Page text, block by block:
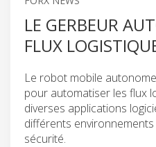
LE GERBEUR
FLUX
Le robot mobile
pour automatiser les flux
diverses applications
différents
sécurité.